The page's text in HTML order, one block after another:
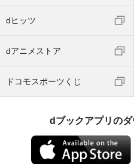
dヒッツ
dアニメストア
ドコモスポーツくじ
dブックアプリの